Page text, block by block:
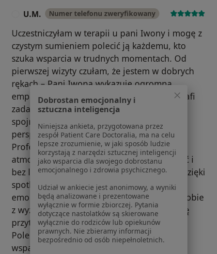
U.M. Numer telefonu zweryfikowany
Uczestniczyłam w terapii u pani Iwony i mogę z
czystym sumieniem polecić ją każdemu, kto
szuka wsparcia w trudnych momentach. Od
pierwszej wizyty czułam, że jestem w dobrych
rękach – Pani Iwona wykazuje ogromną
empatię i zrozumienie, a jednocześnie potrafi
zadawać trafne pytania, które pomagają
spojrzeć na swoje problemy z innej
perspektywy.
Profesjonalizm, zaangażowanie oraz ciepła
atmosfera sprawiły, że mogłam się otworzyć i
bez lęku rozmawiać o trudnych tematach. Dzięki
spotkaniom zaczęłam lepiej rozumieć swoje
emocje i znalazłam narzędzia do radzenia sobie
z wyzwaniami, które wcześniej wydawały się
przytłaczające.
Polecam Panią Iwonę każdemu, kto szuka
wsparcia.
Dobrostan emocjonalny i
sztuczna inteligencja
Niniejsza ankieta, przygotowana przez
zespół Patient Care Doctoralia, ma na celu
lepsze zrozumienie, w jaki sposób ludzie
korzystają z narzędzi sztucznej inteligencji
jako wsparcia dla swojego dobrostanu
emocjonalnego i zdrowia psychicznego.
Udział w ankiecie jest anonimowy, a wyniki
będą analizowane i prezentowane
wyłącznie w formie zbiorczej. Pytania
dotyczące nastolatków są skierowane
wyłącznie do rodziców lub opiekunów
prawnych. Nie zbieramy informacji
bezpośrednio od osób niepełnoletnich.